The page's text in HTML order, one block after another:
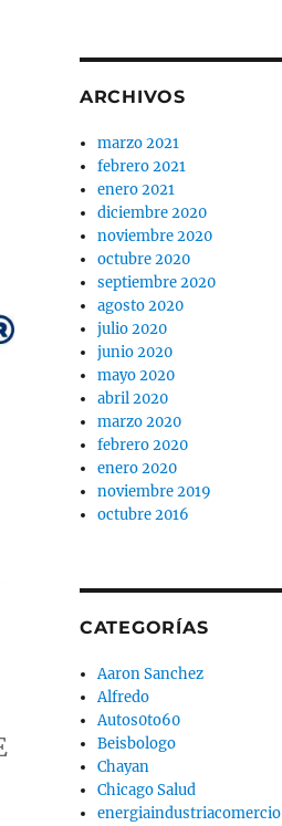
ARCHIVOS
marzo 2021
febrero 2021
enero 2021
diciembre 2020
noviembre 2020
octubre 2020
septiembre 2020
agosto 2020
julio 2020
junio 2020
mayo 2020
abril 2020
marzo 2020
febrero 2020
enero 2020
noviembre 2019
octubre 2016
CATEGORÍAS
Aaron Sanchez
Alfredo
Autos0to60
Beisbologo
Chayan
Chicago Salud
energiaindustriacomercio